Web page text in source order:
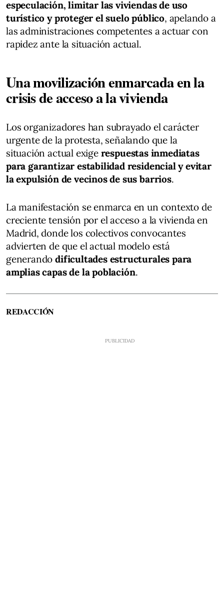
especulación, limitar las viviendas de uso
turístico y proteger el suelo público, apelando a
las administraciones competentes a actuar con
rapidez ante la situación actual.
Una movilización enmarcada en la
crisis de acceso a la vivienda
Los organizadores han subrayado el carácter
urgente de la protesta, señalando que la
situación actual exige respuestas inmediatas
para garantizar estabilidad residencial y evitar
la expulsión de vecinos de sus barrios.
La manifestación se enmarca en un contexto de
creciente tensión por el acceso a la vivienda en
Madrid, donde los colectivos convocantes
advierten de que el actual modelo está
generandodificultades estructurales para
amplias capas de la población.
REDACCIÓN